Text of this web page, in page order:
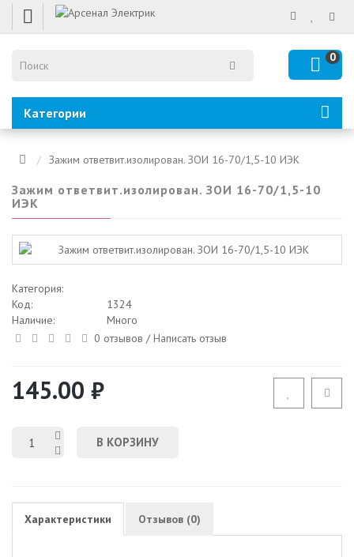
0
Категории
Зажим ответвит.изолирован. ЗОИ 16-70/1,5-10 ИЭК
Зажим ответвит.изолирован. ЗОИ 16-70/1,5-10
ИЭК
Категория:
Код:
1324
Наличие:
Много
0 отзывов /Написать отзыв
145.00 ₽
В КОРЗИНУ
Характеристики Отзывов (0)